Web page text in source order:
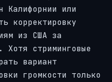
Калифорнии или
корректировку
из США за
Хотя стриминговые
вариант
громкости только